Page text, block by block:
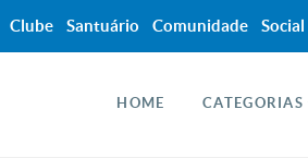
HOME CATEGORIAS
Clube Santuário Comunidade Social